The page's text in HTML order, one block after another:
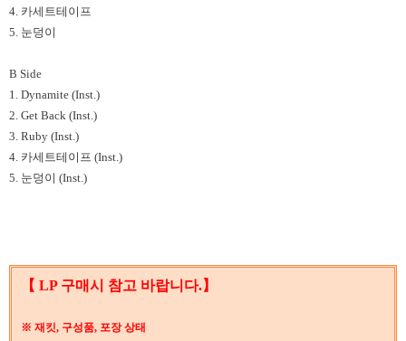
4. 카세트테이프
5. 눈덩이
B Side
1. Dynamite (Inst.)
2. Get Back (Inst.)
3. Ruby (Inst.)
4. 카세트테이프 (Inst.)
5. 눈덩이 (Inst.)
【 LP 구매시 참고 바랍니다.】
※ 재킷, 구성품, 포장 상태